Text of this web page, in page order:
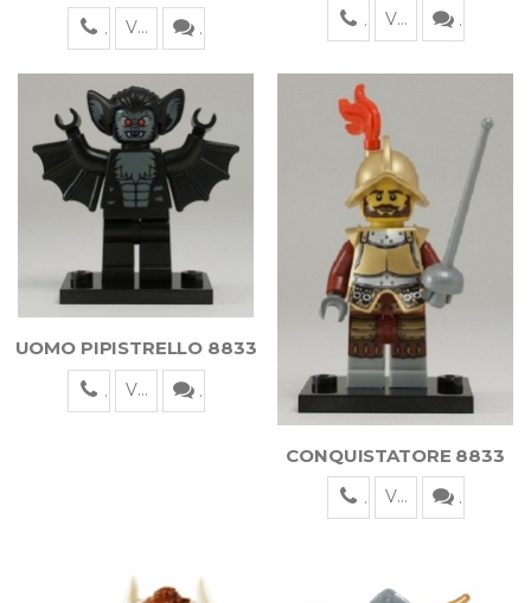
Visualizza Visualizza
UOMO PIPISTRELLO 8833
Visualizza
CONQUISTATORE 8833
Visualizza